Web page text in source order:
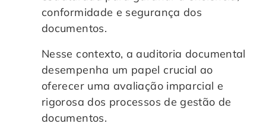
Gestão do Departamento Pessoal
Controle e Organização de Documentos Físicos
Guarda de Documentos
conformidade e segurança dos
documentos.
Nesse contexto, a auditoria documental
desempenha um papel crucial ao
oferecer uma avaliação imparcial e
rigorosa dos processos de gestão de
documentos.